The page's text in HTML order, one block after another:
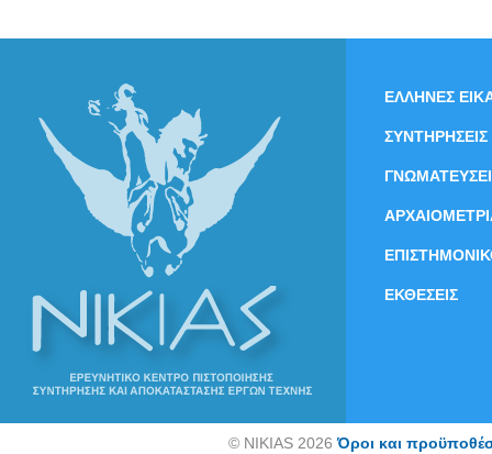
ΕΛΛΗΝΕΣ
ΣΥΝΤΗΡΗΣΕΙΣ
ΕΚΘΕΣΕΙΣ
©NIKIAS 2026Όροι και